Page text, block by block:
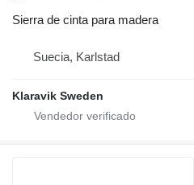
Sierra de cinta para madera
Suecia, Karlstad
Klaravik Sweden